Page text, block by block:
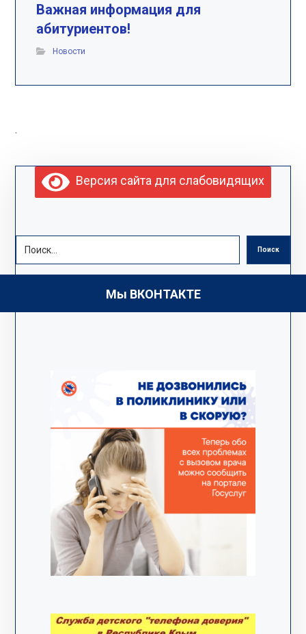
Важная информация для
абитуриентов!
Новости
.
Версия сайта для слабовидящих
Поиск
Мы ВКОНТАКТЕ